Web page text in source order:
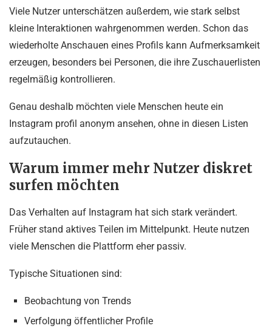
Viele Nutzer unterschätzen außerdem, wie stark selbst
kleine Interaktionen wahrgenommen werden. Schon das
wiederholte Anschauen eines Profils kann Aufmerksamkeit
erzeugen, besonders bei Personen, die ihre Zuschauerlisten
regelmäßig kontrollieren.
Genau deshalb möchten viele Menschen heute ein
Instagram profil anonym ansehen, ohne in diesen Listen
aufzutauchen.
Warum immer mehr Nutzer diskret
surfen möchten
Das Verhalten auf Instagram hat sich stark verändert.
Früher stand aktives Teilen im Mittelpunkt. Heute nutzen
viele Menschen die Plattform eher passiv.
Typische Situationen sind:
Beobachtung von Trends
Verfolgung öffentlicher Profile